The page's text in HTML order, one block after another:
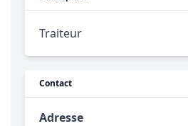
Traiteur
Contact
Adresse